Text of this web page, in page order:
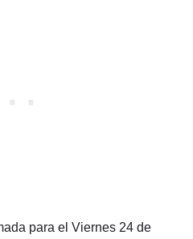
para el Viernes 24 de